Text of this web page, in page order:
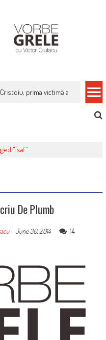
prima victimă a noi
"isaf"
De Plumb
-June 30, 2014
14